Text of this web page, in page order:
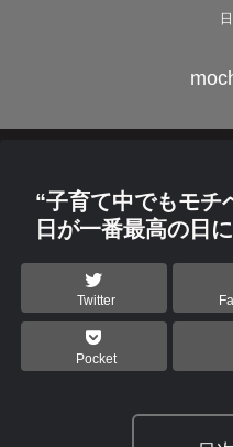
“子育て中でもモチ
日が一番最高の日
Twitter
Pocket